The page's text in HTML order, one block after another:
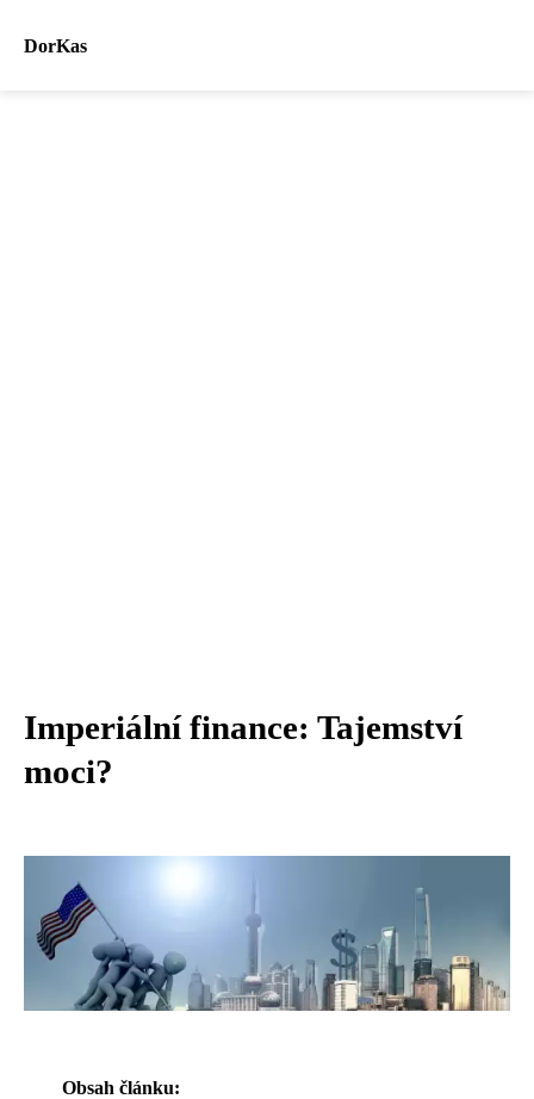
DorKas
Imperiální finance: Tajemství
moci?
Obsah článku: